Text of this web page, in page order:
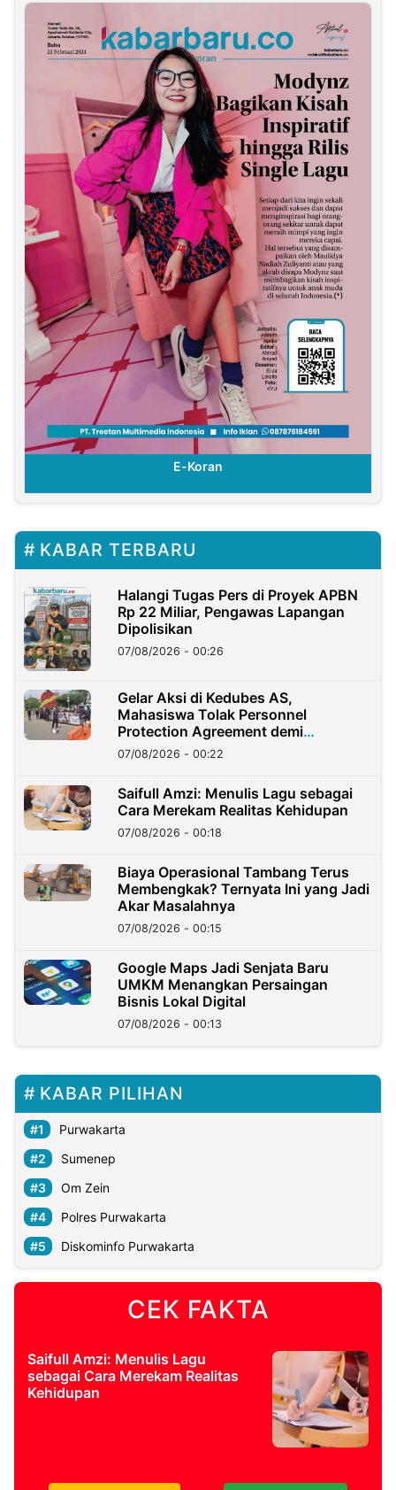
E-Koran
KABAR TERBARU
Halangi Tugas Pers di Proyek APBN
Rp 22 Miliar, Pengawas Lapangan
Dipolisikan
07/08/2026 - 00:26
Gelar Aksi di Kedubes AS,
Mahasiswa Tolak Personnel
Protection Agreement demi
Kedaulatan Negara
07/08/2026 - 00:22
Saifull Amzi: Menulis Lagu sebagai
Cara Merekam Realitas Kehidupan
07/08/2026 - 00:18
Biaya Operasional Tambang Terus
Membengkak? Ternyata Ini yang Jadi
Akar Masalahnya
07/08/2026 - 00:15
Google Maps Jadi Senjata Baru
UMKM Menangkan Persaingan
Bisnis Lokal Digital
07/08/2026 - 00:13
KABAR PILIHAN
Purwakarta
Sumenep
Om Zein
Polres Purwakarta
Diskominfo Purwakarta
CEK FAKTA
Saifull Amzi: Menulis Lagu
sebagai Cara Merekam Realitas
Kehidupan